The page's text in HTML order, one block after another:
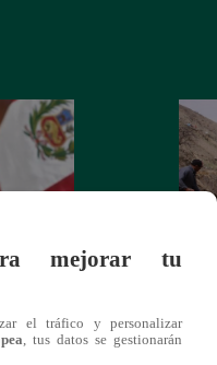
2026
mejorar tu
el tráfico y personalizar
, tus datos se gestionarán